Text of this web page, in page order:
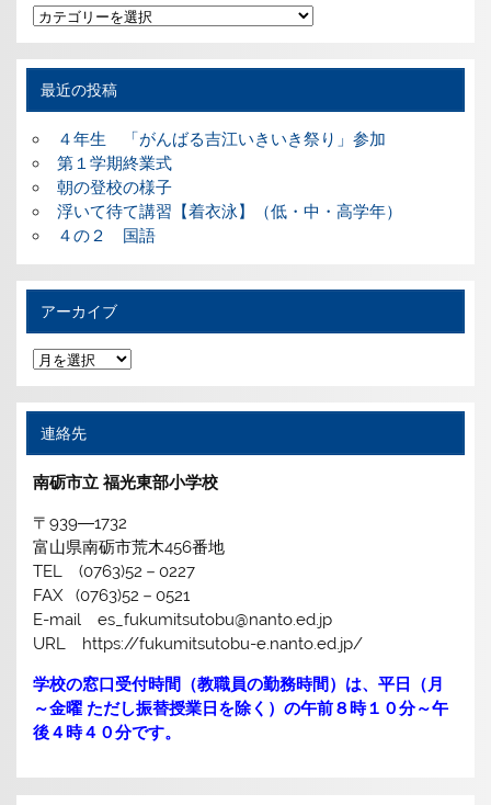
カ
テ
ゴ
リ
最近の投稿
４年生 「がんばる吉江いきいき祭り」参加
第１学期終業式
朝の登校の様子
浮いて待て講習【着衣泳】（低・中・高学年）
４の２ 国語
アーカイブ
ア
ー
カ
イ
連絡先
南砺市立 福光東部小学校
〒939―1732
富山県南砺市荒木456番地
TEL (0763)52－0227
FAX (0763)52－0521
E-mail es_fukumitsutobu@nanto.ed.jp
URL https://fukumitsutobu-e.nanto.ed.jp/
学校の窓口受付時間（教職員の勤務時間）は、平日（月
～金曜 ただし振替授業日を除く）の午前８時１０分～午
後４時４０分です。